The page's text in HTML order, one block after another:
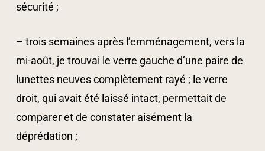
sécurité ;
– trois semaines après l’emménagement, vers la
mi-août, je trouvai le verre gauche d’une paire de
lunettes neuves complètement rayé ; le verre
droit, qui avait été laissé intact, permettait de
comparer et de constater aisément la
déprédation ;